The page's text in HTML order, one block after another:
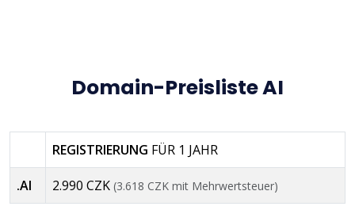
Domain-Preisliste AI
REGISTRIERUNG FÜR 1 JAHR
.AI 2.990 CZK (3.618 CZK mit Mehrwertsteuer)